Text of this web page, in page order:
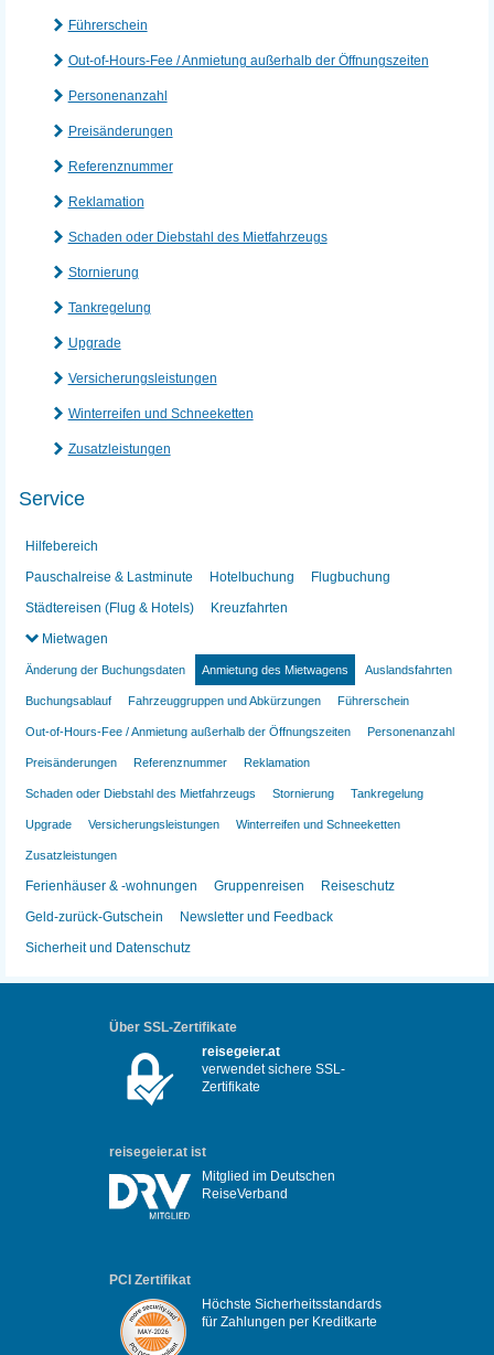
Führerschein
Out-of-Hours-Fee / Anmietung außerhalb der Öffnungszeiten
Personenanzahl
Preisänderungen
Referenznummer
Reklamation
Schaden oder Diebstahl des Mietfahrzeugs
Stornierung
Tankregelung
Upgrade
Versicherungsleistungen
Winterreifen und Schneeketten
Zusatzleistungen
Service
Hilfebereich
Pauschalreise & Lastminute
Hotelbuchung
Flugbuchung
Städtereisen (Flug & Hotels)
Kreuzfahrten
Mietwagen
Änderung der Buchungsdaten Anmietung des Mietwagens Auslandsfahrten
Buchungsablauf Fahrzeuggruppen und Abkürzungen Führerschein
Out-of-Hours-Fee / Anmietung außerhalb der Öffnungszeiten Personenanzahl
Preisänderungen Referenznummer Reklamation
Schaden oder Diebstahl des Mietfahrzeugs Stornierung Tankregelung
Upgrade Versicherungsleistungen Winterreifen und Schneeketten
Zusatzleistungen
Ferienhäuser & -wohnungen Gruppenreisen
Reiseschutz
Geld-zurück-Gutschein
Newsletter und Feedback
Sicherheit und Datenschutz
Über SSL-Zertifikate
reisegeier.at
verwendet sichere SSL-
Zertifikate
reisegeier.at ist
Mitglied im Deutschen
ReiseVerband
PCI Zertifikat
Höchste Sicherheitsstandards
für Zahlungen per Kreditkarte